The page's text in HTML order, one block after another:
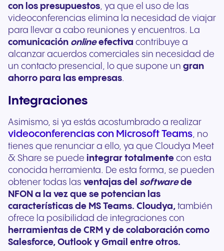
con los presupuestos, ya que el uso de las
videoconferencias elimina la necesidad de viajar
para llevar a cabo reuniones y encuentros. La
comunicación onlineefectiva contribuye a
alcanzar acuerdos comerciales sin necesidad de
un contacto presencial, lo que supone un gran
ahorro para las empresas.
Integraciones
Asimismo, si ya estás acostumbrado a realizar
videoconferencias con Microsoft Teams, no
tienes que renunciar a ello, ya que Cloudya Meet
& Share se puede integrar totalmente con esta
conocida herramienta. De esta forma, se pueden
obtener todas las ventajas del softwarede
NFON a la vez que se potencian las
características de MS Teams. Cloudya, también
ofrece la posibilidad de integraciones con
herramientas de CRM y de colaboración como
Salesforce, Outlook y Gmail entre otros.